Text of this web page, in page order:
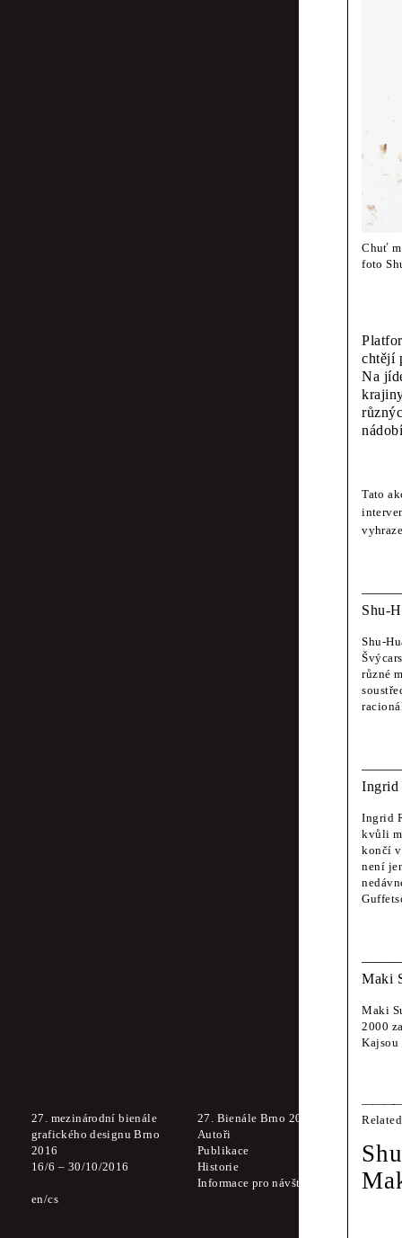
Chuť
foto
chtějí
Na
Tato
Shu-
Shu-
různé
Ingrid
Ingrid
kvůli
končí
není
Maki
Maki
2000
Kajsou
Émilie
Scott Joseph
Shu-Hua
Denisa
Za obsah akce
Místo konání
27. mezinárodní bienále
grafického designu Brno
2016
16/6 – 30/10/2016
en cs
27. Bienále Brno 2016
Autoři
Publikace
Historie
Informace pro návštěvníky